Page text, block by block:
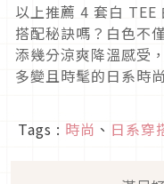
以上推薦 4 套白 TEE
搭配秘訣嗎？白色不
添幾分涼爽降溫感受
多變且時髦的日系時
Tags : 時尚 、 日系穿